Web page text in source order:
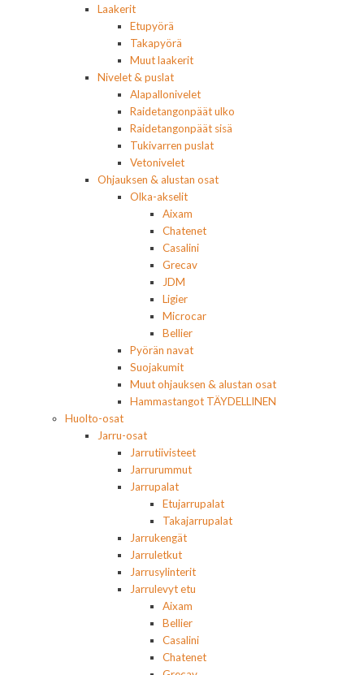
Laakerit
Etupyörä
Takapyörä
Muut laakerit
Nivelet & puslat
Alapallonivelet
Raidetangonpäät ulko
Raidetangonpäät sisä
Tukivarren puslat
Vetonivelet
Ohjauksen & alustan osat
Olka-akselit
Aixam
Chatenet
Casalini
Grecav
JDM
Ligier
Microcar
Bellier
Pyörän navat
Suojakumit
Muut ohjauksen & alustan osat
Hammastangot TÄYDELLINEN
Huolto-osat
Jarru-osat
Jarrutiivisteet
Jarrurummut
Jarrupalat
Etujarrupalat
Takajarrupalat
Jarrukengät
Jarruletkut
Jarrusylinterit
Jarrulevyt etu
Aixam
Bellier
Casalini
Chatenet